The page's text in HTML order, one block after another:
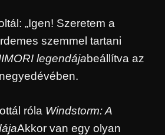
„Igen! Szeretem a
szemmel tartani
legendájabeállítva az
róla Windstorm: A
Akkor van egy olyan